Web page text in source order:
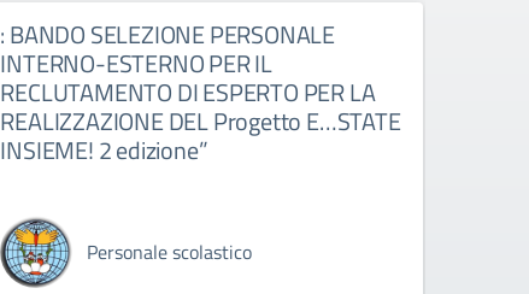
: BANDO SELEZIONE PERSONALE
INTERNO-ESTERNO PER IL
RECLUTAMENTO DI ESPERTO PER LA
REALIZZAZIONE DEL Progetto E…STATE
INSIEME! 2 edizione”
Personale scolastico